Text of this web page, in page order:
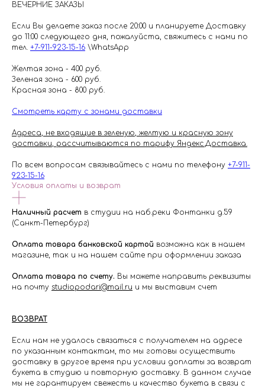
ВЕЧЕРНИЕ ЗАКАЗЫ
Если Вы делаете заказ после 20:00 и планируете Доставку
до 11:00 следующего дня, пожалуйста, свяжитесь с нами по
тел. +7-911-923-15-16 \WhatsApp
Желтая зона - 400 руб.
Зеленая зона - 600 руб.
Красная зона - 800 руб.
Смотреть карту с зонами доставки
Адреса, не входящие в зеленую, желтую и красную зону
доставки, рассчитываются по тарифу Яндекс.Доставка.
По всем вопросам связывайтесь с нами по телефону +7-911-
923-15-16
Условия оплаты и возврат
Наличный расчет в студии на наб.реки Фонтанки д.59
(Санкт-Петербург)
Оплата товара банковской картой возможна как в нашем
магазине, так и на нашем сайте при оформлении заказа
Оплата товара по счету. Вы можете направить реквизиты
на почту studiopodari@mail.ru и мы выставим счет
ВОЗВРАТ
Если нам не удалось связаться с получателем на адресе
по указанным контактам, то мы готовы осуществить
доставку в другое время при условии доплаты за возврат
букета в студию и повторную доставку. В данном случае
мы не гарантируем свежесть и качество букета в связи с